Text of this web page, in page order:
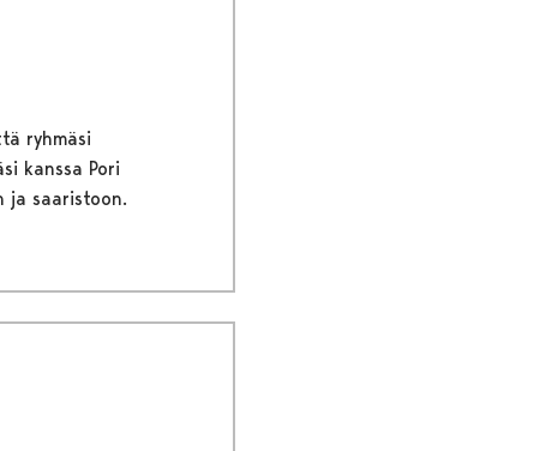
ryhmäsi
kanssa Pori
ja saaristoon.